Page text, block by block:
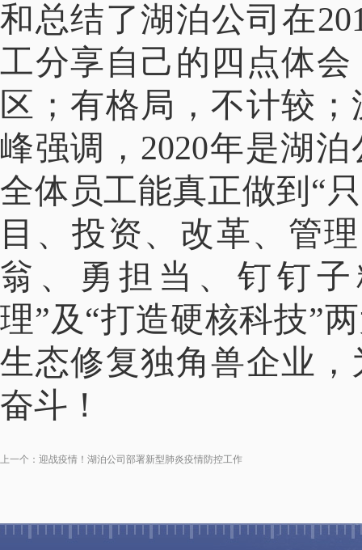
和总结了湖泊公司在
工分享自己的四点体
区；有格局，不计较
峰强调，2020年是湖
全体员工能真正做到“
目、投资、改革、管
翁、勇担当、钉钉
理”及“打造硬核科技”
生态修复独角兽企业
奋斗！
上一个： 迎战疫情！湖泊公司部署新型肺炎疫情防控工作